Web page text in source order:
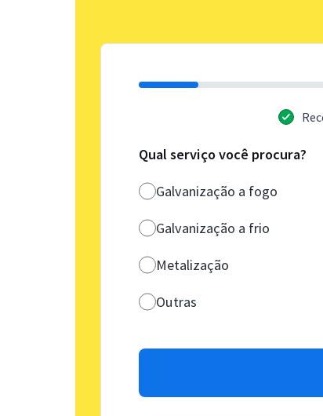
Qual serviço você procura?
Galvanização a fogo
Galvanização a frio
Metalização
Outras